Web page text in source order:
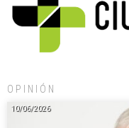
OPINIÓN
10/06/2026